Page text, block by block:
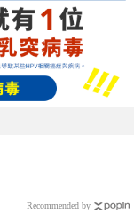
Recommended by